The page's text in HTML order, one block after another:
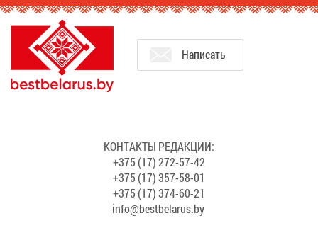
На­пи­сать
КОН­ТАК­ТЫ РЕ­ДАК­ЦИИ:
+375 (17) 272-57-42
+375 (17) 357-58-01
+375 (17) 374-60-21
info@​bes​tbel​arus.​by